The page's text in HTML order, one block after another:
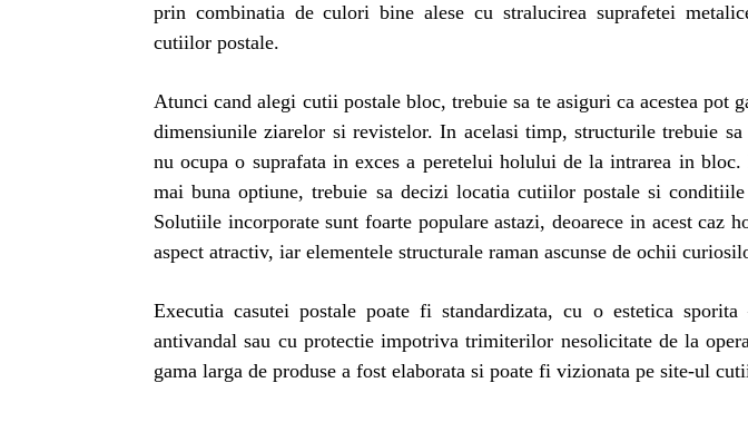
prin combinatia de culori bine alese cu stralucirea suprafetei
cutiilor postale.
Atunci cand alegi cutii postale bloc, trebuie sa te asiguri ca acestea pot
dimensiunile ziarelor si revistelor. In acelasi timp, structurile trebuie
nu ocupa o suprafata in exces a peretelui holului de la intrarea in bloc.
mai buna optiune, trebuie sa decizi locatia cutiilor postale si
Solutiile incorporate sunt foarte populare astazi, deoarece in acest caz
aspect atractiv, iar elementele structurale raman ascunse de ochii
Executia casutei postale poate fi standardizata, cu o estetica
antivandal sau cu protectie impotriva trimiterilor nesolicitate de la
gama larga de produse a fost elaborata si poate fi vizionata pe site-ul